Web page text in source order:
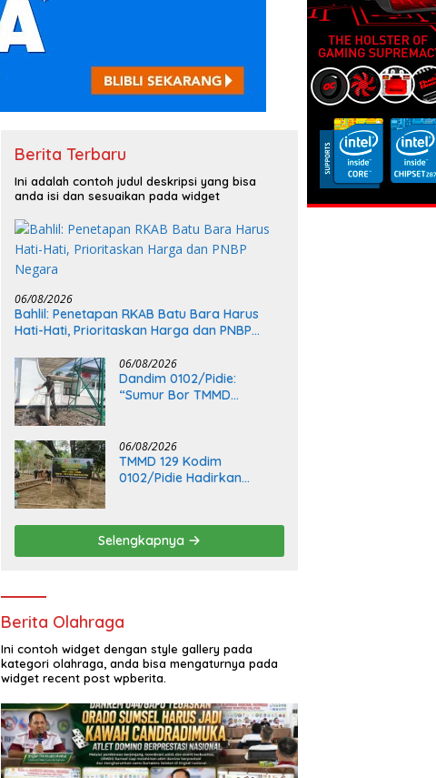
Berita Terbaru
Ini adalah contoh judul deskripsi yang bisa
anda isi dan sesuaikan pada widget
06/08/2026
Bahlil: Penetapan RKAB Batu Bara Harus
Hati-Hati, Prioritaskan Harga dan PNBP
06/08/2026
Dandim 0102/Pidie:
“Sumur Bor TMMD
Masyarakat”
06/08/2026
TMMD 129 Kodim
0102/Pidie Hadirkan
Kolam Lele dan Kebun
Sayur
Selengkapnya
Berita Olahraga
Ini contoh widget dengan style gallery pada
kategori olahraga, anda bisa mengaturnya pada
widget recent post wpberita.